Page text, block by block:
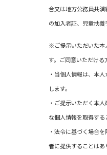
合又は地方公務員共
の加入者証、児童扶
※ご提示いただいた本
す。ご同意いただける
・当個人情報は、本
します。
・ご提示いただく本
な個人情報を取得する
・法令に基づく場合
者に提供することは